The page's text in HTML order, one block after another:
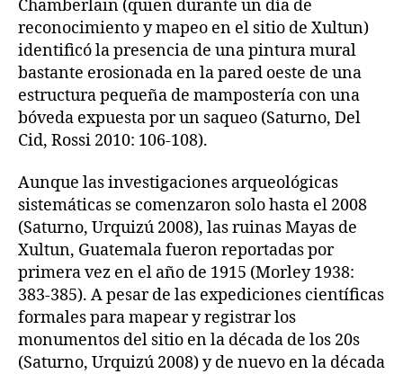
Chamberlain (quien durante un día de
reconocimiento y mapeo en el sitio de Xultun)
identificó la presencia de una pintura mural
bastante erosionada en la pared oeste de una
estructura pequeña de mampostería con una
bóveda expuesta por un saqueo (Saturno, Del
Cid, Rossi 2010: 106-108).
Aunque las investigaciones arqueológicas
sistemáticas se comenzaron solo hasta el 2008
(Saturno, Urquizú 2008), las ruinas Mayas de
Xultun, Guatemala fueron reportadas por
primera vez en el año de 1915 (Morley 1938:
383-385). A pesar de las expediciones científicas
formales para mapear y registrar los
monumentos del sitio en la década de los 20s
(Saturno, Urquizú 2008) y de nuevo en la década